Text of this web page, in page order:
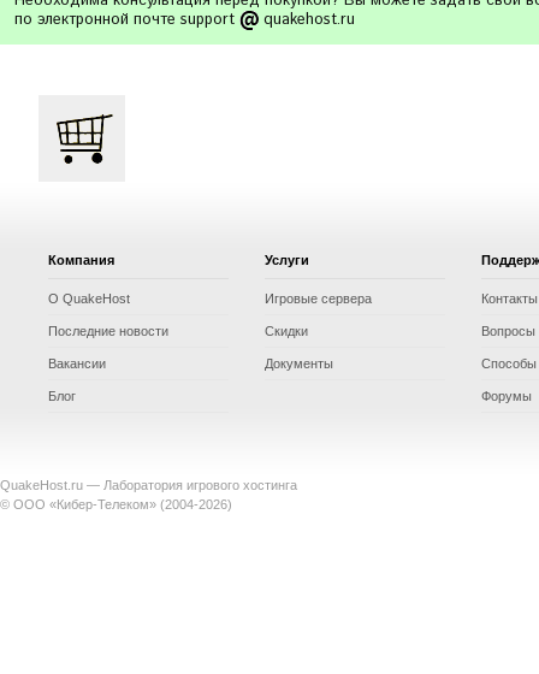
по электронной почте support
quakehost.ru
Компания
О QuakeHost
Последние новости
Вакансии
Блог
Услуги
Игровые сервера
Скидки
Документы
Контакты
Вопросы
Способы
Форумы
QuakeHost.ru — Лаборатория игрового хостинга
© ООО «Кибер-Телеком» (2004-2026)